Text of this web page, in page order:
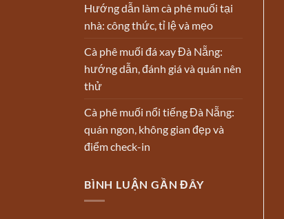
Hướng dẫn làm cà phê muối tại
nhà: công thức, tỉ lệ và mẹo
Cà phê muối đá xay Đà Nẵng:
hướng dẫn, đánh giá và quán nên
thử
Cà phê muối nổi tiếng Đà Nẵng:
quán ngon, không gian đẹp và
điểm check-in
BÌNH LUẬN GẦN ĐÂY